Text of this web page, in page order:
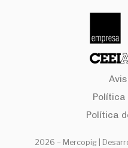
Política
Política
2026 – Mercopig |